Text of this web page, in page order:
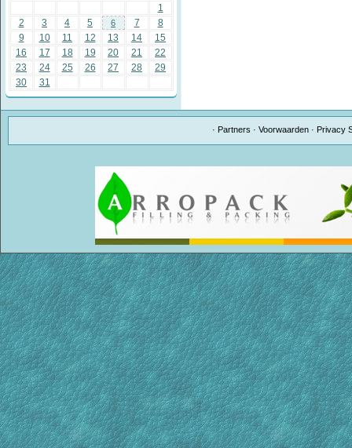
1
2
3 4 5 6 7
8
9
10 11 12 13 14
15
16
17 18 19 20 21
22
23
24 25 26 27 28
29
30
31
· Partners ·Voorwaarden · Privacy